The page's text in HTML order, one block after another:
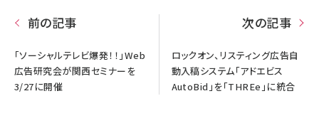
前の記事
「ソーシャルテレビ爆発！！」Web
広告研究会が関西セミナーを
3/27に開催
次の記事
ロックオン、リスティング広告自
動入稿システム「アドエビス
AutoBid」を「THREe」に統合